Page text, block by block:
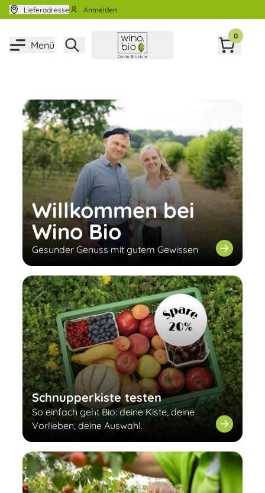
Zum Inhalt springen
Lieferadresse Anmelden
Menü
0
Willkommen bei
Wino Bio
Gesunder Genuss mit gutem Gewissen
Schnupperkiste testen
So einfach geht Bio: deine Kiste, deine
Vorlieben, deine Auswahl.